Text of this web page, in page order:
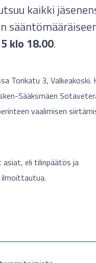
kaikki
klo 18.00.
Torikatu 3, Valkeakoski.
Sääksmäen
vaalimisen
asiat, eli tilinpäätös ja